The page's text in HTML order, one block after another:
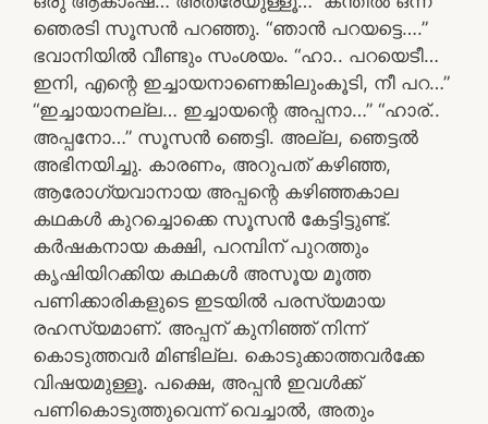
ഞെരടി സൂസൻ പറഞ്ഞു. “ഞാൻ പറയട്ടെ….”
ഭവാനിയിൽ വീണ്ടും സംശയം. “ഹാ.. പറയെടീ…
ഇനി, എന്റെ ഇച്ചായനാണെങ്കിലുംകൂടി, നീ പറ…”
“ഇച്ചായാനല്ല… ഇച്ചായന്റെ അപ്പനാ…” “ഹാര്..
അപ്പനോ…” സൂസൻ ഞെട്ടി. അല്ല, ഞെട്ടൽ
അഭിനയിച്ചു. കാരണം, അറുപത് കഴിഞ്ഞ,
ആരോഗ്യവാനായ അപ്പന്റെ കഴിഞ്ഞകാല
കഥകൾ കുറച്ചൊക്കെ സൂസൻ കേട്ടിട്ടുണ്ട്.
കർഷകനായ കക്ഷി, പറമ്പിന് പുറത്തും
കൃഷിയിറക്കിയ കഥകൾ അസൂയ മൂത്ത
പണിക്കാരികളുടെ ഇടയിൽ പരസ്യമായ
രഹസ്യമാണ്. അപ്പന് കുനിഞ്ഞ് നിന്ന്
കൊടുത്തവർ മിണ്ടില്ല. കൊടുക്കാത്തവർക്കേ
വിഷയമുള്ളൂ. പക്ഷെ, അപ്പൻ ഇവൾക്ക്
പണികൊടുത്തുവെന്ന് വെച്ചാൽ, അതും